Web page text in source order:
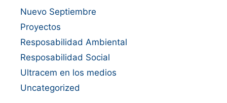
Nuevo Septiembre
Proyectos
Resposabilidad Ambiental
Resposabilidad Social
Ultracem en los medios
Uncategorized